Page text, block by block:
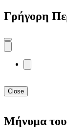
Γρήγορη
Close
Μήνυμα του